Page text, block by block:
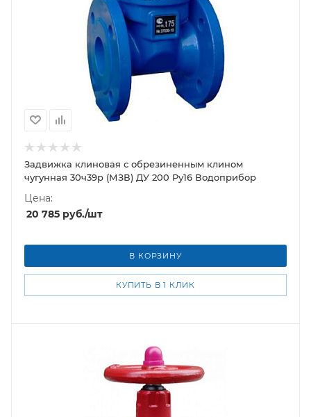
Задвижка клиновая с обрезиненным клином
чугунная 30ч39р (МЗВ) ДУ 200 Ру16 Водоприбор
Цена:
20 785 руб./шт
В КОРЗИНУ
КУПИТЬ В 1 КЛИК